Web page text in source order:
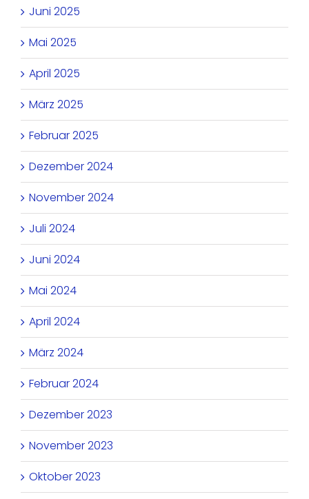
Juni 2025
Mai 2025
April 2025
März 2025
Februar 2025
Dezember 2024
November 2024
Juli 2024
Juni 2024
Mai 2024
April 2024
März 2024
Februar 2024
Dezember 2023
November 2023
Oktober 2023